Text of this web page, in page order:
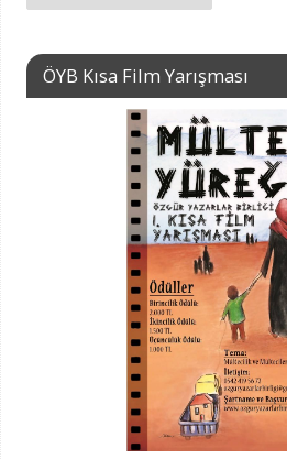
ÖYB Kısa Film Yarışması